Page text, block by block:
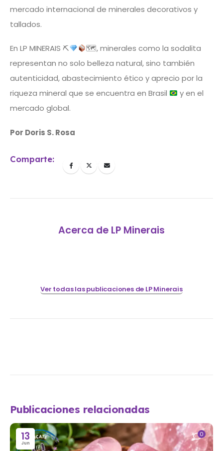
mercado internacional de minerales decorativos y
tallados.
En LP MINERAIS ⛏
🗺, minerales como la sodalita
representan no solo belleza natural, sino también
autenticidad, abastecimiento ético y aprecio por la
riqueza mineral que se encuentra en Brasil
y en el
mercado global.
Por Doris S. Rosa
Comparte:
Acerca de LP Minerais
Ver todas las publicaciones de LP Minerais
Publicaciones relacionadas
13
Jun
0